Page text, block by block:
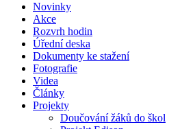
Novinky
Akce
Rozvrh hodin
Úřední deska
Dokumenty ke stažení
Fotografie
Videa
Články
Projekty
Doučování žáků do škol